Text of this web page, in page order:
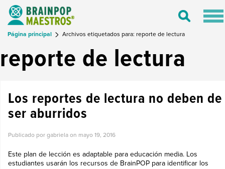
Toggle
Página principal Archivos etiquetados para: reporte de lectura
reporte de lectura
Los reportes de lectura no deben de
ser aburridos
Publicado por gabriela on mayo 19, 2016
Este plan de lección es adaptable para educación media. Los
estudiantes usarán los recursos de BrainPOP para identificar los